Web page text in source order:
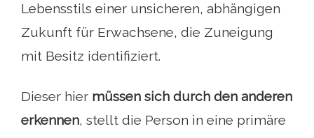
Lebensstils einer unsicheren, abhängigen
Zukunft für Erwachsene, die Zuneigung
mit Besitz identifiziert.
Dieser hier müssen sich durch den anderen
erkennen, stellt die Person in eine primäre